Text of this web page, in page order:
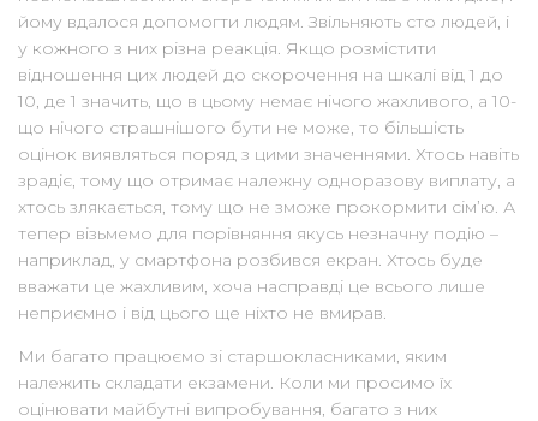
йому вдалося допомогти людям. Звільняють сто людей, і
у кожного з них різна реакція. Якщо розмістити
відношення цих людей до скорочення на шкалі від 1 до
10, де 1 значить, що в цьому немає нічого жахливого, а 10-
що нічого страшнішого бути не може, то більшість
оцінок виявляться поряд з цими значеннями. Хтось навіть
зрадіє, тому що отримає належну одноразову виплату, а
хтось злякається, тому що не зможе прокормити сім’ю. А
тепер візьмемо для порівняння якусь незначну подію –
наприклад, у смартфона розбився екран. Хтось буде
вважати це жахливим, хоча насправді це всього лише
неприємно і від цього ще ніхто не вмирав.
Ми багато працюємо зі старшокласниками, яким
належить складати екзамени. Коли ми просимо їх
оцінювати майбутні випробування, багато з них